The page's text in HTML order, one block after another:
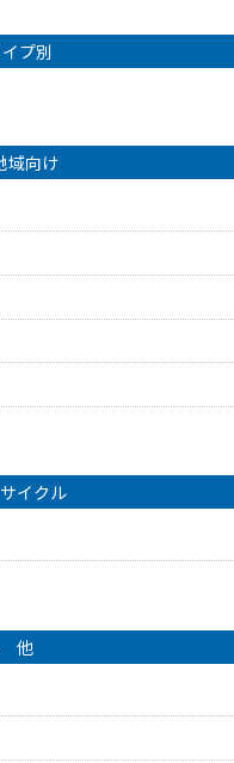
プ別
域向け
イクル
他